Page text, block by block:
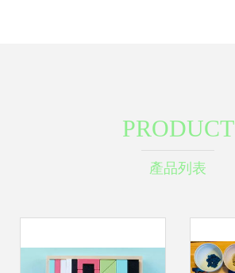
PRODUCT
產品列表